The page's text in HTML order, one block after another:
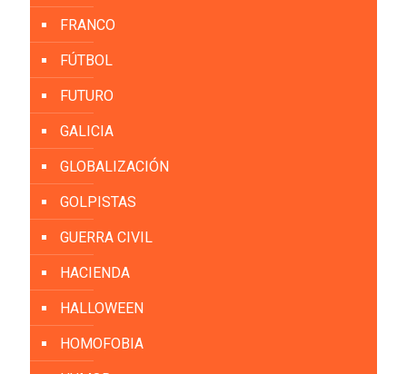
FRANCO
FÚTBOL
FUTURO
GALICIA
GLOBALIZACIÓN
GOLPISTAS
GUERRA CIVIL
HACIENDA
HALLOWEEN
HOMOFOBIA